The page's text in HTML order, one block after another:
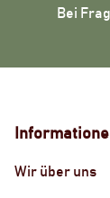
Bei
Wir über uns